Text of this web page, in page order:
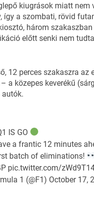
kiugrások miatt nem
így a szombati, rövid
három
előtt senki nem
12 perces szakaszra az
a közepes keverékű
autók.
IS GO
a frantic 12 minutes
batch of eliminations!
pic.twitter.com/
1 (@F1) October 17,